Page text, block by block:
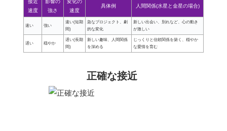
接近
速度
影響の
強さ
変化の
速度
具体例 人間関係(水星と金星の場合)
速い 強い
速い(短期
間)
急なプロジェクト、劇
的な変化
新しい出会い、別れなど、心の動き
が激しい
遅い 穏やか
遅い(長期
間)
新しい趣味、人間関係
を深める
じっくりと信頼関係を築く、穏やか
な愛情を育む
正確な接近